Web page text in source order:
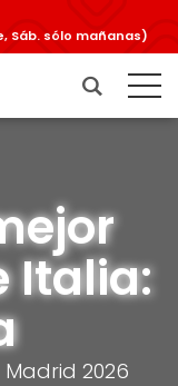
Sáb. sólo mañanas)
Italia:
2026